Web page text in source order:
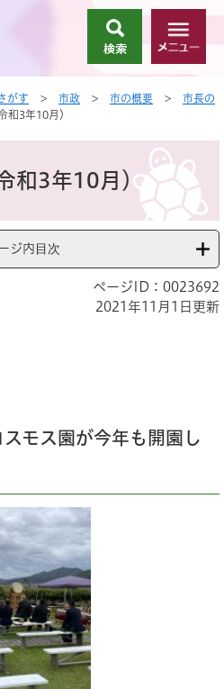
索
メ
ニ
ー
がす > 市政 > 市の概要 >
市長の
和3年10月）
和3年10月）
ジ内目次
ページID：0023692
2021年11月1日更新
モス園が今年も開園し